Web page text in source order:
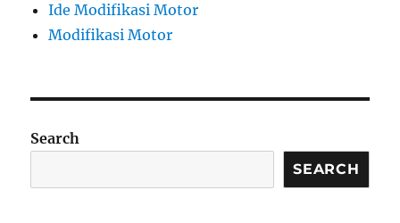
Ide Modifikasi Motor
Modifikasi Motor
Search
SEARCH